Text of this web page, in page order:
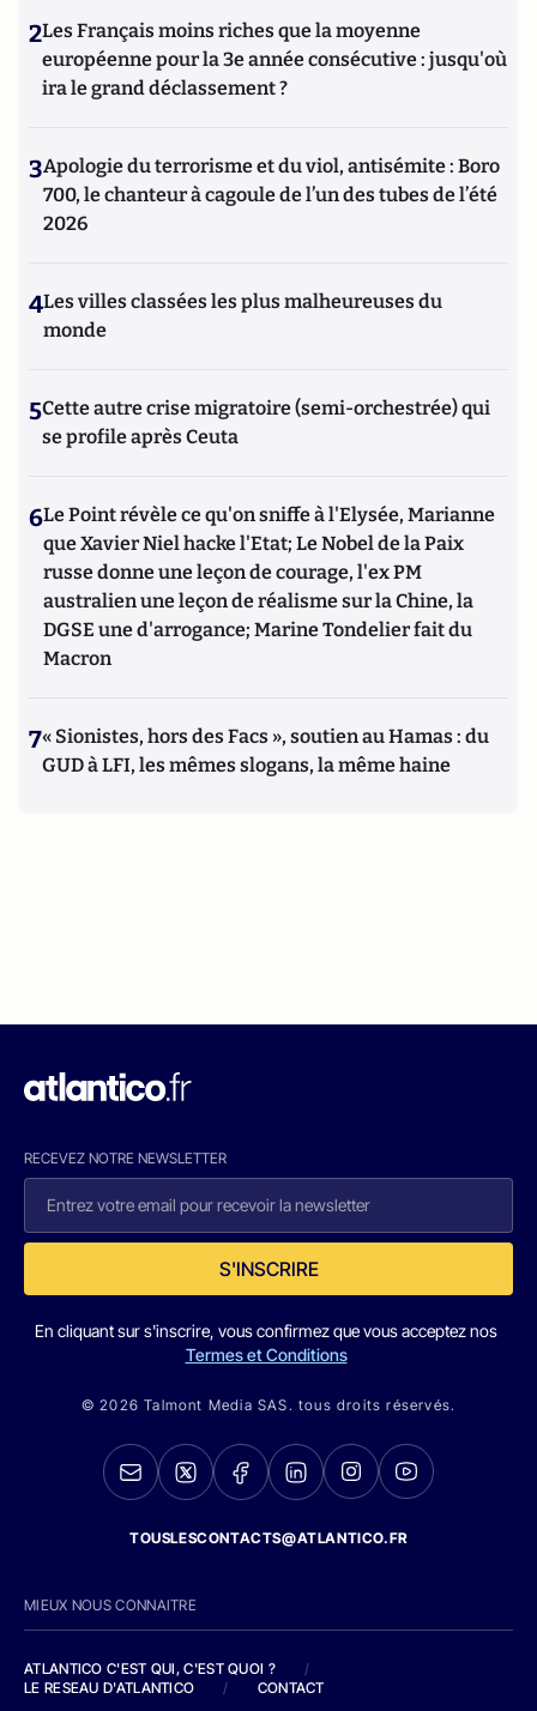
2Les Français moins riches que la moyenne
européenne pour la 3e année consécutive : jusqu'où
ira le grand déclassement ?
3Apologie du terrorisme et du viol, antisémite : Boro
700, le chanteur à cagoule de l’un des tubes de l’été
2026
4Les villes classées les plus malheureuses du
monde
5Cette autre crise migratoire (semi-orchestrée) qui
se profile après Ceuta
6Le Point révèle ce qu'on sniffe à l'Elysée, Marianne
que Xavier Niel hacke l'Etat; Le Nobel de la Paix
russe donne une leçon de courage, l'ex PM
australien une leçon de réalisme sur la Chine, la
DGSE une d'arrogance; Marine Tondelier fait du
Macron
7« Sionistes, hors des Facs », soutien au Hamas : du
GUD à LFI, les mêmes slogans, la même haine
RECEVEZ NOTRE NEWSLETTER
S'INSCRIRE
En cliquant sur s'inscrire, vous confirmez que vous acceptez nos
Termes et Conditions
© 2026 Talmont Media SAS. tous droits réservés.
TOUSLESCONTACTS@ATLANTICO.FR
MIEUX NOUS CONNAITRE
ATLANTICO C'EST QUI, C'EST QUOI ?
/
LE RESEAU D'ATLANTICO
/ CONTACT